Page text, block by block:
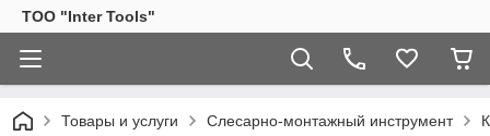
ТОО "Inter Tools"
Товары и услуги Слесарно-монтажный инструмент